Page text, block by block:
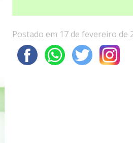
Postado em 17 de fevereiro de